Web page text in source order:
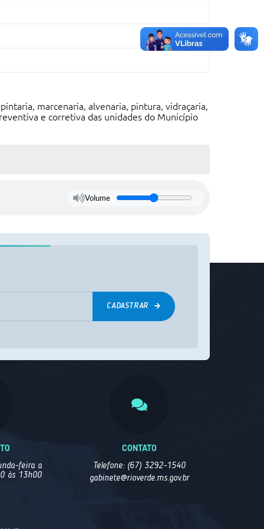
marcenaria, alvenaria, pintura, vidraçaria,
e corretiva das unidades do Município
Volume
CADASTRAR
feira a
às 13h00
CONTATO
Telefone: (67) 3292-1540
gabinete@rioverde.ms.gov.br